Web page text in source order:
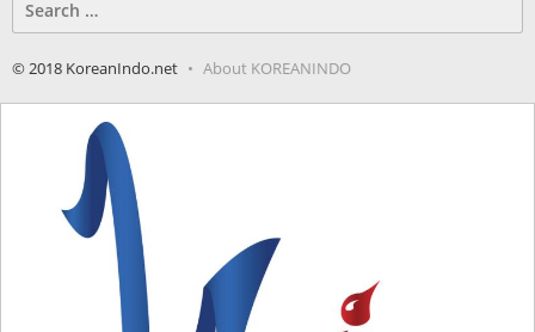
for:
© 2018 KoreanIndo.net About KOREANINDO